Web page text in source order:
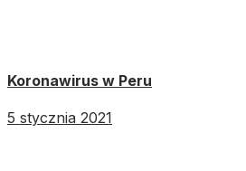
Koronawirus w Peru
5 stycznia 2021